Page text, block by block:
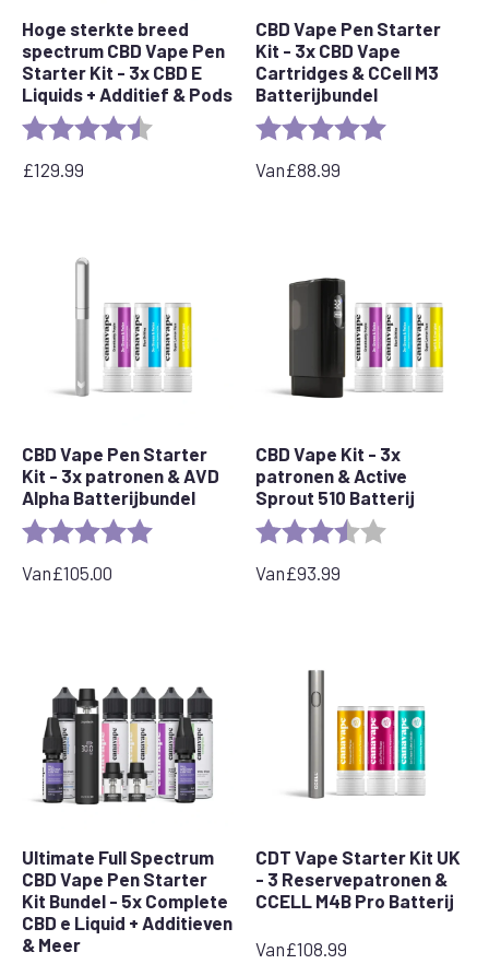
Hoge sterkte breed
spectrum CBD Vape Pen
Starter Kit - 3x CBD E
Liquids + Additief & Pods
Rating: 4.5 out of 5 stars
£129.99
CBD Vape Pen Starter
Kit - 3x CBD Vape
Cartridges & CCell M3
Batterijbundel
Rating:
Van£88.99
CBD Vape Pen Starter
Kit - 3x patronen & AVD
Alpha Batterijbundel
Rating: 5.0 out of 5 stars
Van£105.00
CBD Vape Kit - 3x
patronen & Active
Sprout 510 Batterij
Rating:
Van£93.99
Ultimate Full Spectrum
CBD Vape Pen Starter
Kit Bundel - 5x Complete
CBD e Liquid + Additieven
& Meer
CDT Vape Starter Kit UK
- 3 Reservepatronen &
CCELL M4B Pro Batterij
Van£108.99